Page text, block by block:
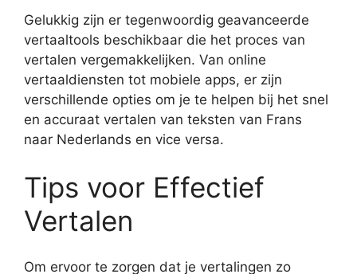
Gelukkig zijn er tegenwoordig geavanceerde
vertaaltools beschikbaar die het proces van
vertalen vergemakkelijken. Van online
vertaaldiensten tot mobiele apps, er zijn
verschillende opties om je te helpen bij het snel
en accuraat vertalen van teksten van Frans
naar Nederlands en vice versa.
Tips voor Effectief
Vertalen
Om ervoor te zorgen dat je vertalingen zo